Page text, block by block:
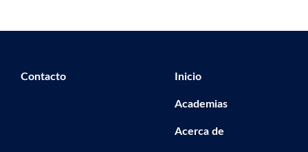
Footer secondary menu
Contacto Navegación principal
Inicio
Academias
Acerca de